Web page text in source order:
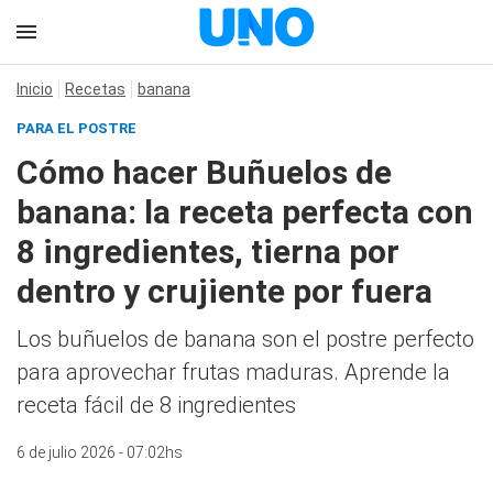
Inicio Recetas banana
PARA EL POSTRE
Cómo hacer Buñuelos de
banana: la receta perfecta con
8 ingredientes, tierna por
dentro y crujiente por fuera
Los buñuelos de banana son el postre perfecto
para aprovechar frutas maduras. Aprende la
receta fácil de 8 ingredientes
6 de julio 2026 - 07:02hs